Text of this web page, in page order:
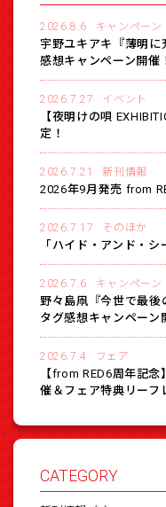
2026.8.6 キャンペーン
宇野ユキアキ『薄明
感想キャンペーン開催
2026.7.27 イベント
【夜明けの唄
定！
2026.7.21 新刊情報
2026年9月発売 from
2026.7.17 そのほか
「ハイド・アンド・
2026.7.6 キャンペーン
野々島凧『今世で最後
タグ感想キャンペーン
2026.7.4 フェア
【from RED6周年記
催＆フェア特典リーフ
CATEGORY